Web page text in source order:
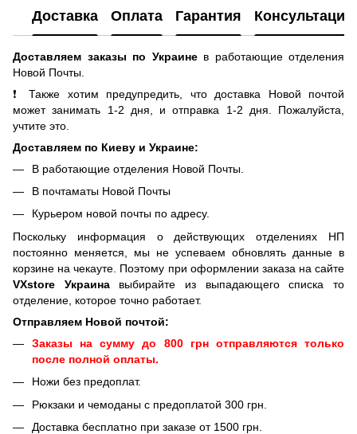
Доставка Оплата Гарантия Консультация
Доставляем заказы по Украине в работающие отделения
Новой Почты.
❗ Также хотим предупредить, что доставка Новой почтой
может занимать 1-2 дня, и отправка 1-2 дня. Пожалуйста,
учтите это.
Доставляем по Киеву и Украине:
В работающие отделения Новой Почты.
В почтаматы Новой Почты
Курьером новой почты по адресу.
Поскольку информация о действующих отделениях НП
постоянно меняется, мы не успеваем обновлять данные в
корзине на чекауте. Поэтому при оформлении заказа на сайте
VXstore Украинавыбирайте из выпадающего списка то
отделение, которое точно работает.
Отправляем Новой почтой:
Заказы на сумму до 800 грн отправляются только
после полной оплаты.
Ножи без предоплат.
Рюкзаки и чемоданы с предоплатой 300 грн.
Доставка бесплатно при заказе от 1500 грн.